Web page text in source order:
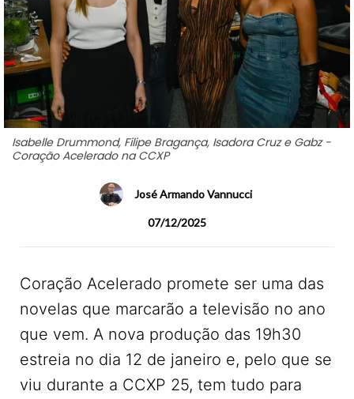
Isabelle Drummond, Filipe Bragança, Isadora Cruz e Gabz -
Coração Acelerado na CCXP
José Armando Vannucci
07/12/2025
Coração Acelerado promete ser uma das
novelas que marcarão a televisão no ano
que vem. A nova produção das 19h30
estreia no dia 12 de janeiro e, pelo que se
viu durante a CCXP 25, tem tudo para